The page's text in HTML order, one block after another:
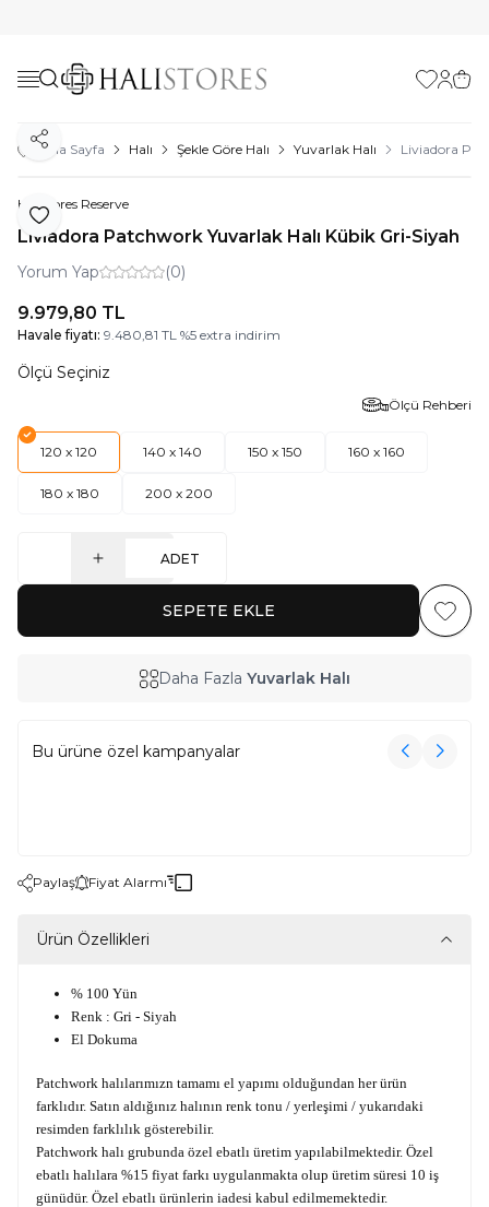
Favorilerim
Ana Sayfa Halı Şekle Göre Halı Yuvarlak Halı Liviadora
Favoriye Ekle
Paylaş
Halıstores Reserve
Liviadora Patchwork Yuvarlak Halı Kübik Gri-Siyah
Yorum Yap (0)
9.979,80 TL
Havale fiyatı: 9.480,81 TL %5 extra indirim
Ölçü Seçiniz
Ölçü Rehberi
120 x 120 140 x 140 150 x 150 160 x 160
180 x 180 200 x 200
ADET
SEPETE EKLE
Daha Fazla Yuvarlak Halı
Bu ürüne özel kampanyalar
Paylaş Fiyat Alarmı
Ürün Özellikleri
% 100 Yün
Renk : Gri - Siyah
El Dokuma
Patchwork halılarımızn tamamı el yapımı olduğundan her ürün
farklıdır. Satın aldığınız halının renk tonu / yerleşimi / yukarıdaki
resimden farklılık gösterebilir.
Patchwork halı grubunda özel ebatlı üretim yapılabilmektedir. Özel
ebatlı halılara %15 fiyat farkı uygulanmakta olup üretim süresi 10 iş
günüdür. Özel ebatlı ürünlerin iadesi kabul edilmemektedir.